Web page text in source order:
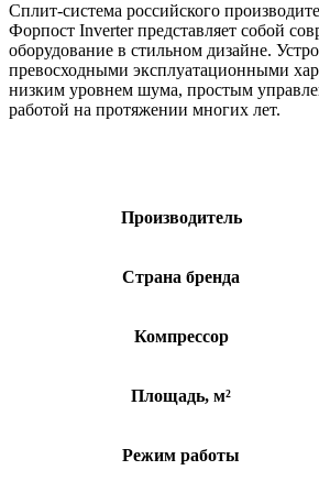
Сплит-система российского
Форпост Inverter представляет собой
оборудование в стильном дизайне.
превосходными эксплуатационными
низким уровнем шума, простым
работой на протяжении многих лет.
Производитель
Страна бренда
Компрессор
Площадь, м²
Режим работы